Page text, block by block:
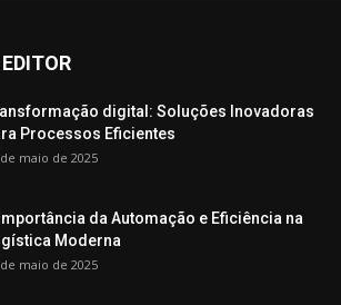
digital: Soluções Inovadoras
Processos Eficientes
maio de 2025
da Automação e Eficiência na
Moderna
maio de 2025